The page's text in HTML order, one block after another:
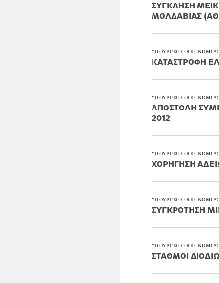
ΣΥΓΚΛΗΣΗ
ΜΟΛΔΑΒΙΑΣ
ΥΠΟΥΡΓΕΙΟ
ΚΑΤΑΣΤΡΟΦΗ
ΥΠΟΥΡΓΕΙΟ
ΑΠΟΣΤΟΛΗ
2012
ΥΠΟΥΡΓΕΙΟ
ΧΟΡΗΓΗΣΗ
ΥΠΟΥΡΓΕΙΟ
ΣΥΓΚΡΟΤΗΣΗ
ΥΠΟΥΡΓΕΙΟ
ΣΤΑΘΜΟΙ